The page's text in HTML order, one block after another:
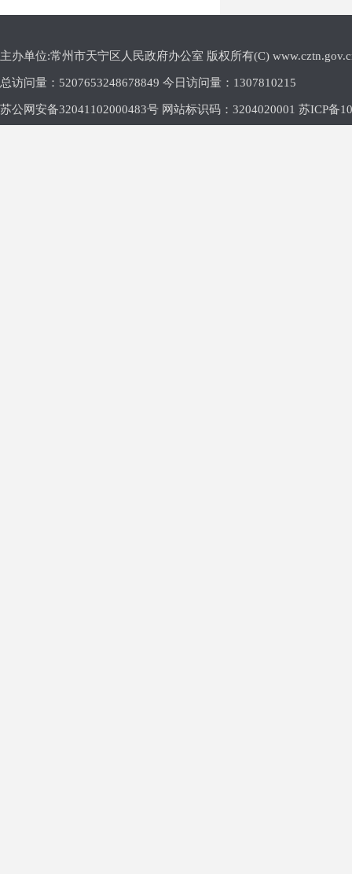
主办单位:常州市天宁区人民政府办公室 版权所有(C)
总访问量： 5207653248678849 今日访问量： 1307810215
苏公网安备32041102000483号 网站标识码：3204020001 苏ICP备